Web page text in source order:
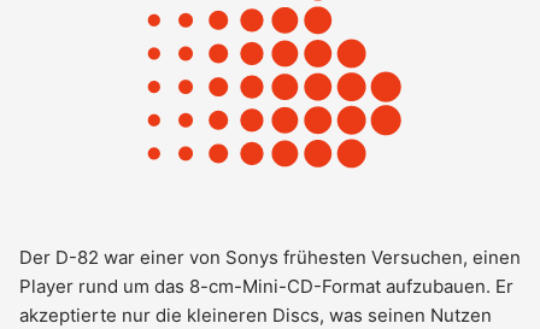
Der D-82 war einer von Sonys frühesten Versuchen, einen
Player rund um das 8-cm-Mini-CD-Format aufzubauen. Er
akzeptierte nur die kleineren Discs, was seinen Nutzen